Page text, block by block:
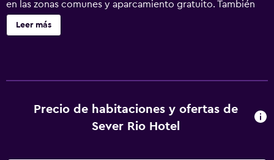
en las zonas comunes y aparcamiento gratuito. También
encontrarás lavandería, un jardín y un área de pícnic.
Sever Rio Hotel ofrece 14 alojamientos con artículos de
esparcimiento que se indican más abajo en las
instalaciones o cerca del alojamiento (es posible que se
Leer más
Precio de habitaciones y ofertas de
Sever Rio Hotel